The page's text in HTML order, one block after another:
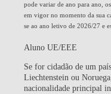
pode variar de ano para ano,
em vigor no momento da sua
se ao ano letivo de 2026/27 e
Aluno UE/EEE
Se for cidadão de um
Liechtenstein ou
nacionalidade principal